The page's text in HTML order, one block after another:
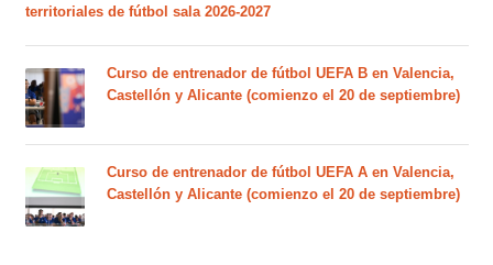
territoriales de fútbol sala 2026-2027
Curso de entrenador de fútbol UEFA B en Valencia,
Castellón y Alicante (comienzo el 20 de septiembre)
Curso de entrenador de fútbol UEFA A en Valencia,
Castellón y Alicante (comienzo el 20 de septiembre)